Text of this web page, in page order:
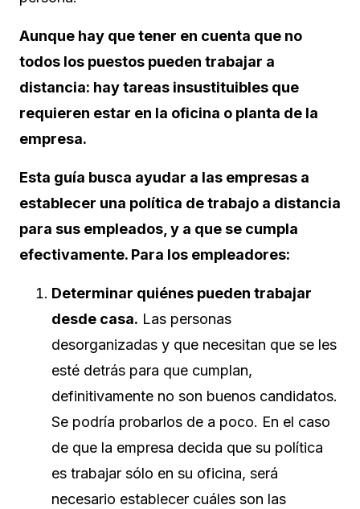
Aunque hay que tener en cuenta que no
todos los puestos pueden trabajar a
distancia: hay tareas insustituibles que
requieren estar en la oficina o planta de la
empresa.
Esta guía busca ayudar a las empresas a
establecer una política de trabajo a distancia
para sus empleados, y a que se cumpla
efectivamente. Para los empleadores:
Determinar quiénes pueden trabajar
desde casa. Las personas
desorganizadas y que necesitan que se les
esté detrás para que cumplan,
definitivamente no son buenos candidatos.
Se podría probarlos de a poco. En el caso
de que la empresa decida que su política
es trabajar sólo en su oficina, será
necesario establecer cuáles son las